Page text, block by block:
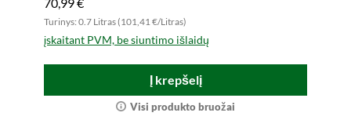
Turinys: 0.7 Litras (101,41 €/Litras)
įskaitant PVM, be siuntimo išlaidų
Į krepšelį
Visi produkto bruožai